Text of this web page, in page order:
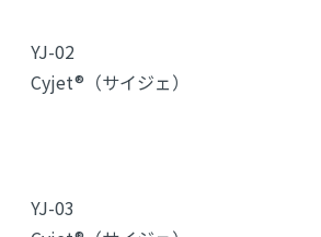
YJ-02
Cyjet®（サイジェ）
YJ-03